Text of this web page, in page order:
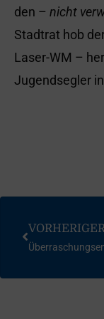
den – nicht
Stadtrat hob
Laser-WM –
Jugendsegler